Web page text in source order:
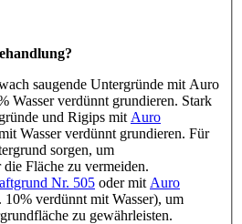
saugende Untergründe mit Auro
Wasser verdünnt grundieren. Stark
und Rigips mit Auro
Wasser verdünnt grundieren. Für
sorgen, um
Fläche zu vermeiden.
Nr. 505 oder mit Auro
10% verdünnt mit Wasser), um
zu gewährleisten.